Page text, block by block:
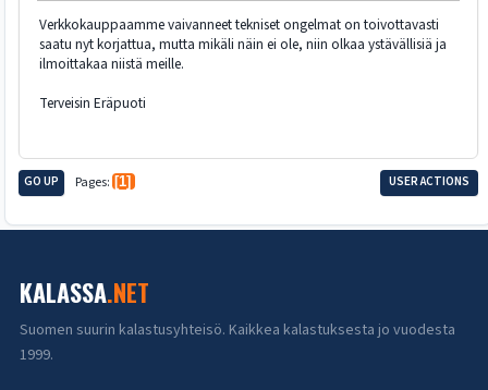
Verkkokauppaamme vaivanneet tekniset ongelmat on toivottavasti
saatu nyt korjattua, mutta mikäli näin ei ole, niin olkaa ystävällisiä ja
ilmoittakaa niistä meille.
Terveisin Eräpuoti
GO UP Pages 1 USER ACTIONS
KALASSA.NET
Suomen suurin kalastusyhteisö. Kaikkea kalastuksesta jo vuodesta
1999.